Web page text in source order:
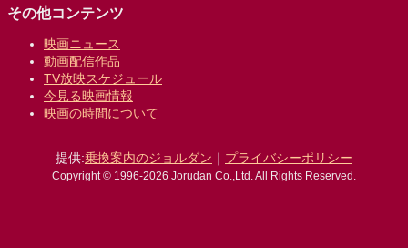
その他コンテンツ
映画ニュース
動画配信作品
TV放映スケジュール
今見る映画情報
映画の時間について
提供:乗換案内のジョルダン ｜ プライバシーポリシー
Copyright © 1996-2026 Jorudan Co.,Ltd. All Rights Reserved.